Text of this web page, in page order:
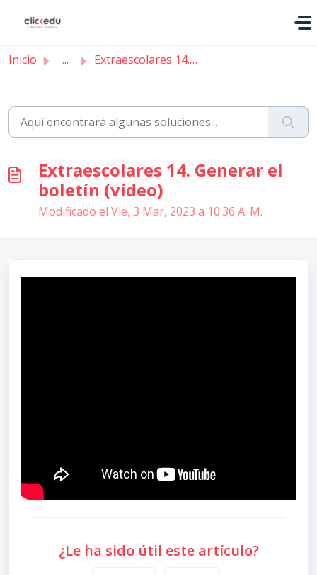
Inicio ... Extraescolares 14. Generar el boletín (vídeo)
Extraescolares 14. Generar el
boletín (vídeo)
Modificado el Vie, 3 Mar, 2023 a 10:36 A. M.
¿Le ha sido útil este artículo?